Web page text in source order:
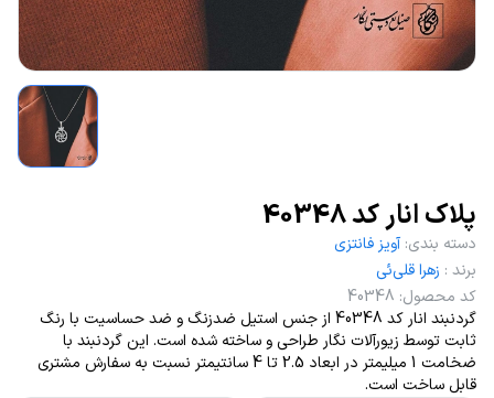
پلاک انار کد 40348
دسته بندی: آویز فانتزی
برند : زهرا قلی‌ئی
کد محصول:
40348
گردنبند انار کد 40348 از جنس استیل ضدزنگ و ضد حساسیت با رنگ
ثابت توسط زیورآلات نگار طراحی و ساخته شده است. این گردنبند با
ضخامت 1 میلیمتر در ابعاد 2.5 تا 4 سانتیمتر نسبت به سفارش مشتری
قابل ساخت است.